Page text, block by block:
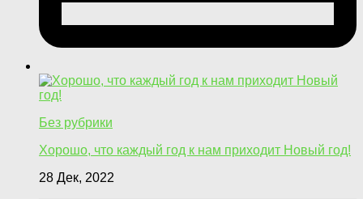
Без рубрики
Хорошо, что каждый год к нам приходит Новый год!
28 Дек, 2022